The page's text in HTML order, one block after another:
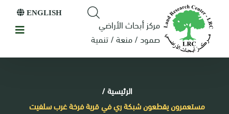
مركز أبحاث الأراضي
صمود / منعة / تنمية
ENGLISH
الرئيسية/
مستعمرون يقطعون شبكة ري في قرية فرخة غرب سلفيت